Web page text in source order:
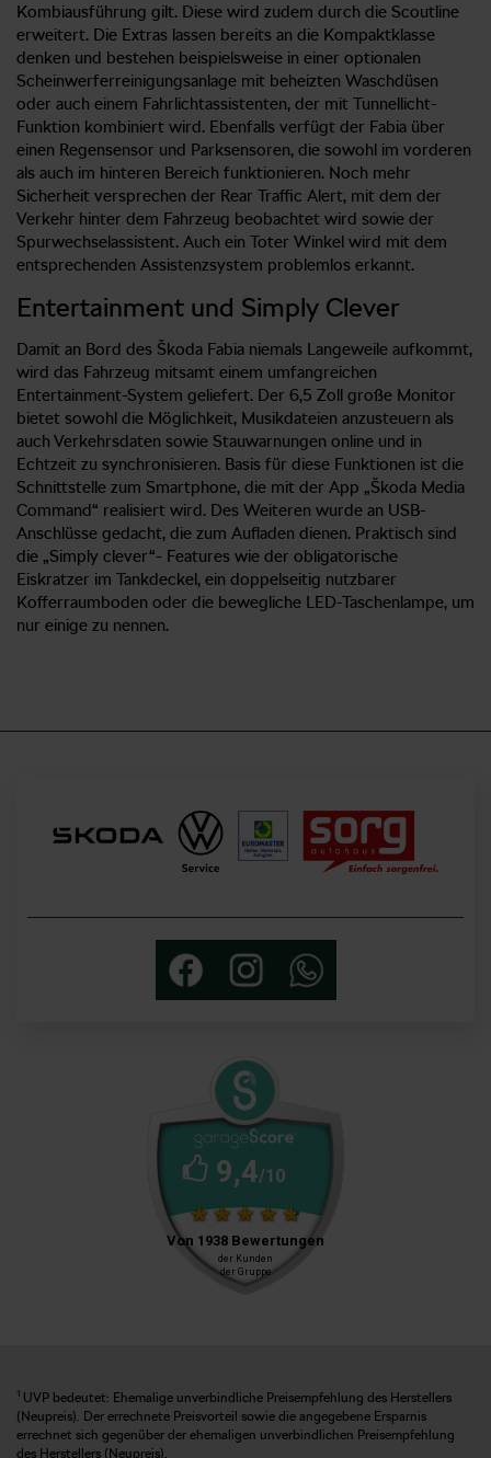
Kombiausführung gilt. Diese wird zudem durch die Scoutline
erweitert. Die Extras lassen bereits an die Kompaktklasse
denken und bestehen beispielsweise in einer optionalen
Scheinwerferreinigungsanlage mit beheizten Waschdüsen
oder auch einem Fahrlichtassistenten, der mit Tunnellicht-
Funktion kombiniert wird. Ebenfalls verfügt der Fabia über
einen Regensensor und Parksensoren, die sowohl im vorderen
als auch im hinteren Bereich funktionieren. Noch mehr
Sicherheit versprechen der Rear Traffic Alert, mit dem der
Verkehr hinter dem Fahrzeug beobachtet wird sowie der
Spurwechselassistent. Auch ein Toter Winkel wird mit dem
entsprechenden Assistenzsystem problemlos erkannt.
Entertainment und Simply Clever
Damit an Bord des Škoda Fabia niemals Langeweile aufkommt,
wird das Fahrzeug mitsamt einem umfangreichen
Entertainment-System geliefert. Der 6,5 Zoll große Monitor
bietet sowohl die Möglichkeit, Musikdateien anzusteuern als
auch Verkehrsdaten sowie Stauwarnungen online und in
Echtzeit zu synchronisieren. Basis für diese Funktionen ist die
Schnittstelle zum Smartphone, die mit der App „Škoda Media
Command“ realisiert wird. Des Weiteren wurde an USB-
Anschlüsse gedacht, die zum Aufladen dienen. Praktisch sind
die „Simply clever“- Features wie der obligatorische
Eiskratzer im Tankdeckel, ein doppelseitig nutzbarer
Kofferraumboden oder die bewegliche LED-Taschenlampe, um
nur einige zu nennen.
1 UVP bedeutet: Ehemalige unverbindliche Preisempfehlung des Herstellers
(Neupreis). Der errechnete Preisvorteil sowie die angegebene Ersparnis
errechnet sich gegenüber der ehemaligen unverbindlichen Preisempfehlung
des Herstellers (Neupreis).